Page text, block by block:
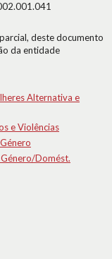
deste documento
da entidade
Alternativa e
e Violências
Domést.